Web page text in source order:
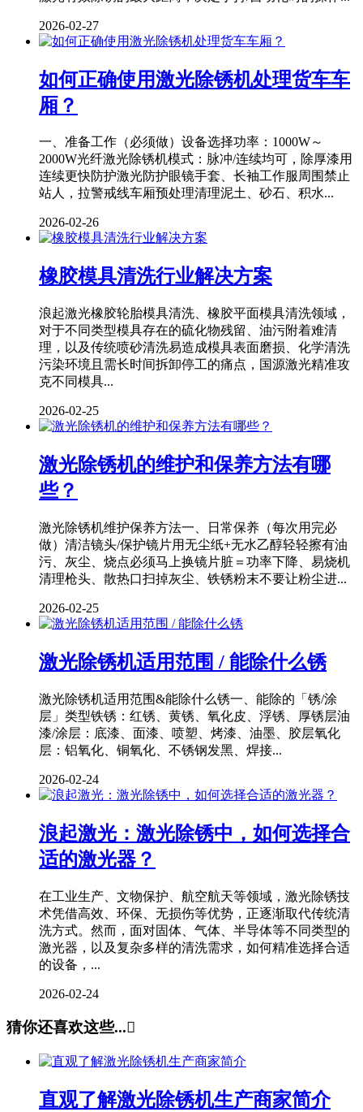
2026-02-27
如何正确使用激光除锈机处理货车车
厢？
一、准备工作（必须做）设备选择功率：1000W～
2000W光纤激光除锈机模式：脉冲/连续均可，除厚漆用
连续更快防护激光防护眼镜手套、长袖工作服周围禁止
站人，拉警戒线车厢预处理清理泥土、砂石、积水...
2026-02-26
橡胶模具清洗行业解决方案
浪起激光橡胶轮胎模具清洗、橡胶平面模具清洗领域，
对于不同类型模具存在的硫化物残留、油污附着难清
理，以及传统喷砂清洗易造成模具表面磨损、化学清洗
污染环境且需长时间拆卸停工的痛点，国源激光精准攻
克不同模具...
2026-02-25
激光除锈机的维护和保养方法有哪
些？
激光除锈机维护保养方法一、日常保养（每次用完必
做）清洁镜头/保护镜片用无尘纸+无水乙醇轻轻擦有油
污、灰尘、烧点必须马上换镜片脏＝功率下降、易烧机
清理枪头、散热口扫掉灰尘、铁锈粉末不要让粉尘进...
2026-02-25
激光除锈机适用范围 / 能除什么锈
激光除锈机适用范围&能除什么锈一、能除的「锈/涂
层」类型铁锈：红锈、黄锈、氧化皮、浮锈、厚锈层油
漆/涂层：底漆、面漆、喷塑、烤漆、油墨、胶层氧化
层：铝氧化、铜氧化、不锈钢发黑、焊接...
2026-02-24
浪起激光：激光除锈中，如何选择合
适的激光器？
在工业生产、文物保护、航空航天等领域，激光除锈技
术凭借高效、环保、无损伤等优势，正逐渐取代传统清
洗方式。然而，面对固体、气体、半导体等不同类型的
激光器，以及复杂多样的清洗需求，如何精准选择合适
的设备，...
2026-02-24
猜你还喜欢这些...
直观了解激光除锈机生产商家简介